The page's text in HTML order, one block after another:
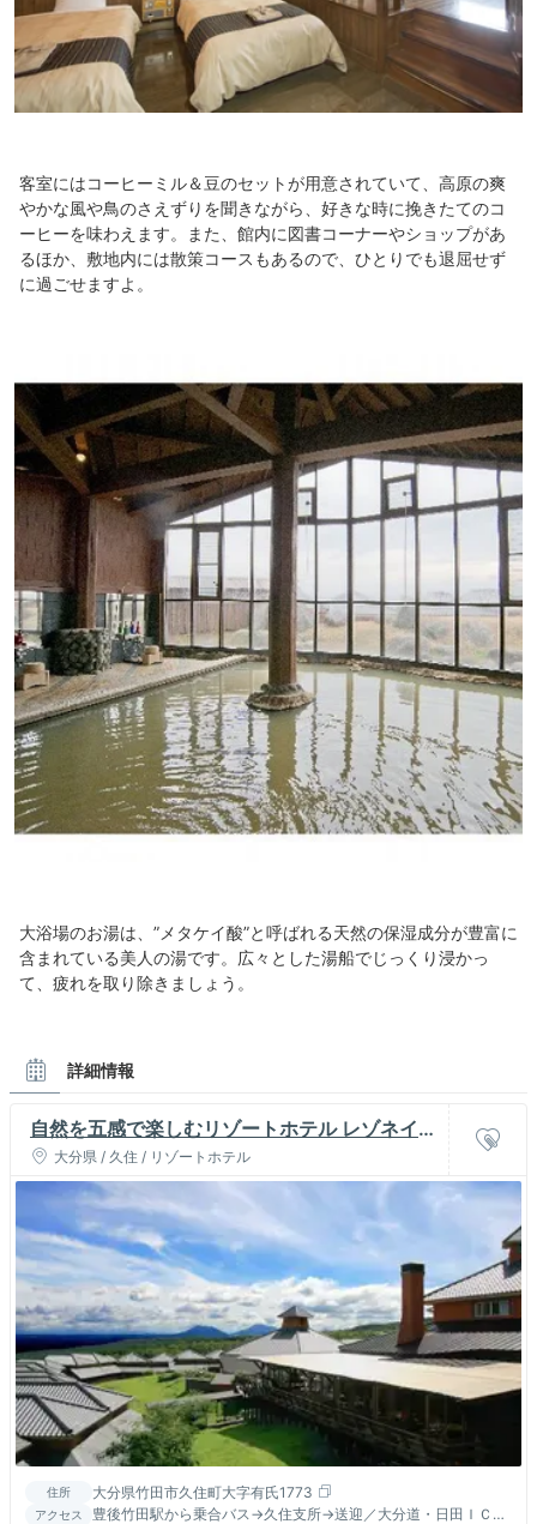
客室にはコーヒーミル＆豆のセットが用意されていて、高原の爽
やかな風や鳥のさえずりを聞きながら、好きな時に挽きたてのコ
ーヒーを味わえます。また、館内に図書コーナーやショップがあ
るほか、敷地内には散策コースもあるので、ひとりでも退屈せず
に過ごせますよ。
大浴場のお湯は、”メタケイ酸”と呼ばれる天然の保湿成分が豊富に
含まれている美人の湯です。広々とした湯船でじっくり浸かっ
て、疲れを取り除きましょう。
詳細情報
自然を五感で楽しむリゾートホテル レゾネイト
クラブくじゅう
大分県 / 久住 / リゾートホテル
住所 大分県竹田市久住町大字有氏1773
アクセス
豊後竹田駅から乗合バス→久住支所→送迎／大分道・日田ＩＣか